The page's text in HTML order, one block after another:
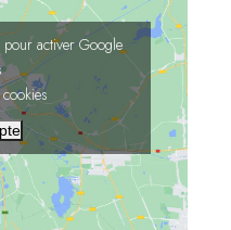
pour activer Google